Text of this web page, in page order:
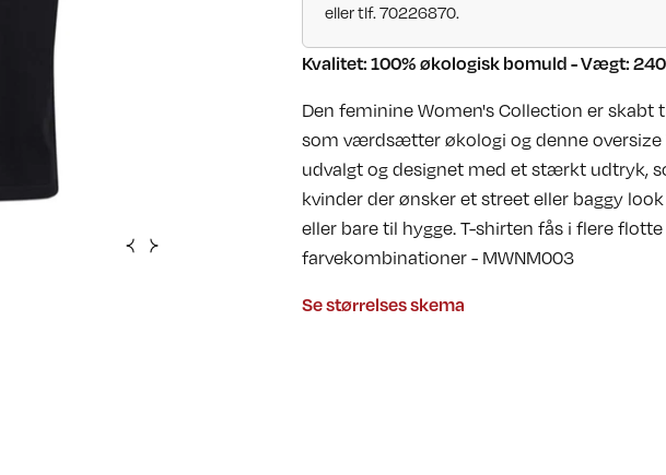
eller tlf. 70226870.
Kvalitet: 100% økologisk bomuld - Vægt: 240
Den feminine Women's Collection er skabt
som værdsætter økologi og denne oversize
udvalgt og designet med et stærkt udtryk,
kvinder der ønsker et street eller baggy
eller bare til hygge. T-shirten fås i flere
farvekombinationer - MWNM003
Se størrelses skema